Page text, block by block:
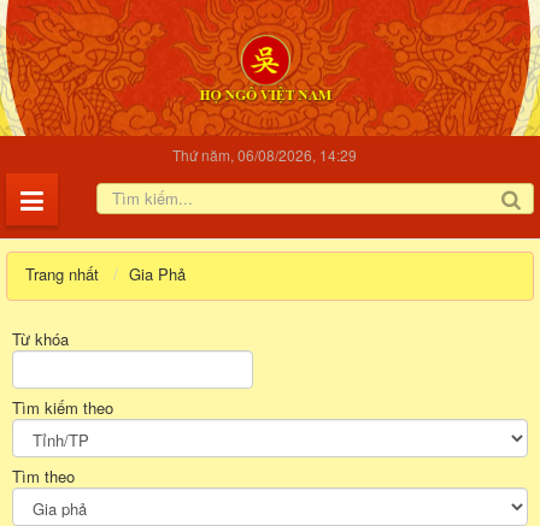
Thứ năm, 06/08/2026, 14:29
Trang nhất Gia Phả
Từ khóa
Tìm kiếm theo
Tìm theo